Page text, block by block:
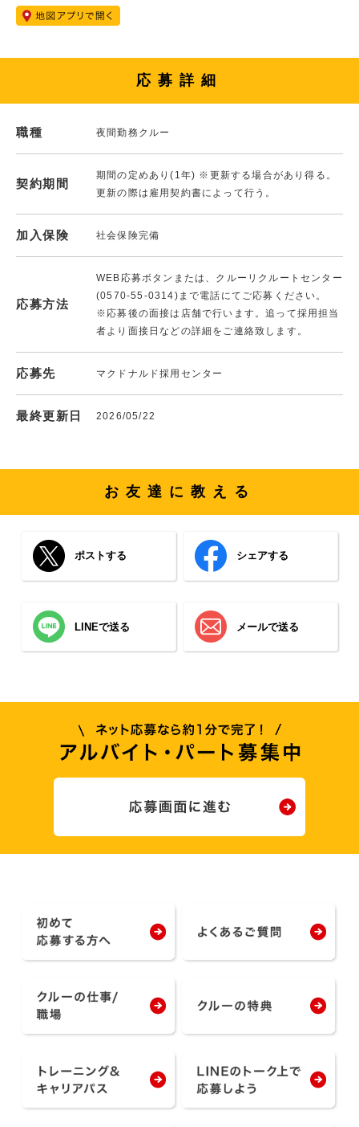
応募詳細
職種 夜間勤務クルー
契約期間
期間の定めあり(1年) ※更新する場合があり得る。
更新の際は雇用契約書によって行う。
加入保険 社会保険完備
応募方法
WEB応募ボタンまたは、クルーリクルートセンター
(0570-55-0314)まで電話にてご応募ください。
※応募後の面接は店舗で行います。追って採用担当
者より面接日などの詳細をご連絡致します。
応募先 マクドナルド採用センター
最終更新日 2026/05/22
お友達に教える
ポストする シェアする
LINEで送る メールで送る